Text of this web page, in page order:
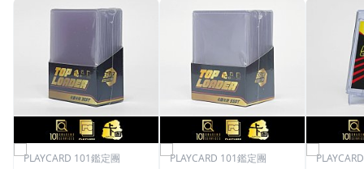
PLAYCARD 101鑑定團 PLAYCARD 101鑑定團